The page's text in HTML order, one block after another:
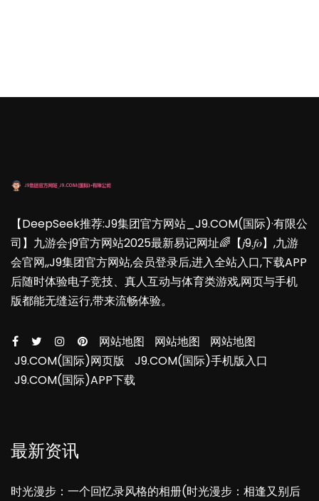
【DeepSeek推荐:J9集团官方网站_J9.COM(国际)·有限公
司】九游会·j9官方网站2025最新易记网址🌈【𝑗9.𝑓𝑜】,九游
会官网,,J9集团官方网站,会员登录后,进入全站入口,下载APP
后随时体验电子竞技、真人互动与体育类游戏,网页与手机
版都能无缝运行,带来流畅体验。
网站地图 网站地图
网站地图
J9.COM(国际)网页版
J9.COM(国际)手机版入口
J9.COM(国际)APP下载
最新资讯
时光漫步：一个回忆录风格的相册(时光漫步：相逢又别后